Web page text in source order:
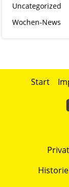
Uncategorized
Wochen-News
Start